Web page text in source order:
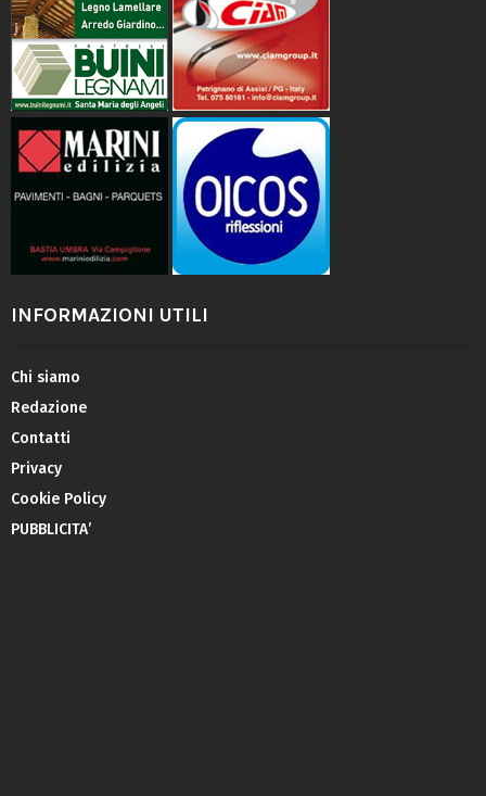
INFORMAZIONI UTILI
Chi siamo
Redazione
Contatti
Privacy
Cookie Policy
PUBBLICITA’